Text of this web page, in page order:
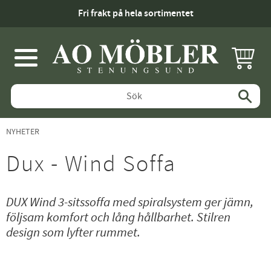
Fri frakt på hela sortimentet
Meny
NYHETER
Dux - Wind Soffa
DUX Wind 3-sitssoffa med spiralsystem ger jämn,
följsam komfort och lång hållbarhet. Stilren
design som lyfter rummet.